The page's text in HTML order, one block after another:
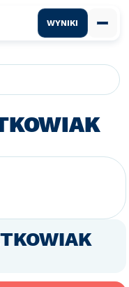
WYNIKI